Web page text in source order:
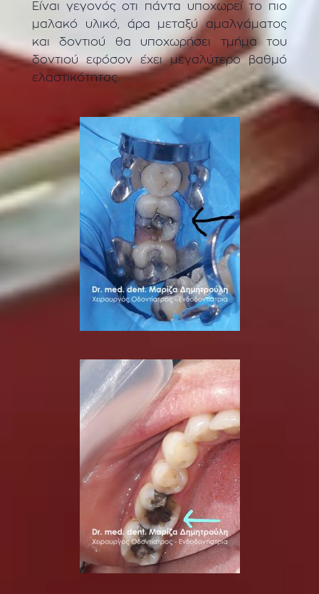
Είναι γεγονός οτι πάντα υποχωρεί το πιο
μαλακό υλικό, άρα μεταξύ αμαλγάματος
και δοντιού θα υποχωρήσει τμήμα του
δοντιού εφόσον έχει μεγαλύτερο βαθμό
ελαστικότητας.